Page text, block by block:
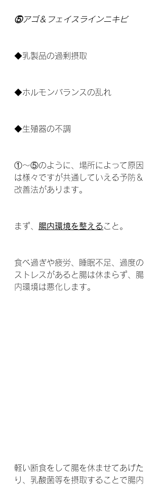
⑤アゴ＆フェイスラインニキビ
◆乳製品の過剰摂取
◆ホルモンバランスの乱れ
◆生殖器の不調
①～⑤のように、場所によって原因
は様々ですが共通していえる予防＆
改善法があります。
まず、 腸内環境を整えること。
食べ過ぎや疲労、睡眠不足、過度の
ストレスがあると腸は休まらず、腸
内環境は悪化します。
軽い断食をして腸を休ませてあげた
り、乳酸菌等を摂取することで腸内